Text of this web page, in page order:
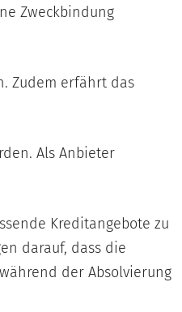
Zweckbindung
Zudem erfährt das
Als Anbieter
Kreditangebote zu
darauf, dass die
der Absolvierung